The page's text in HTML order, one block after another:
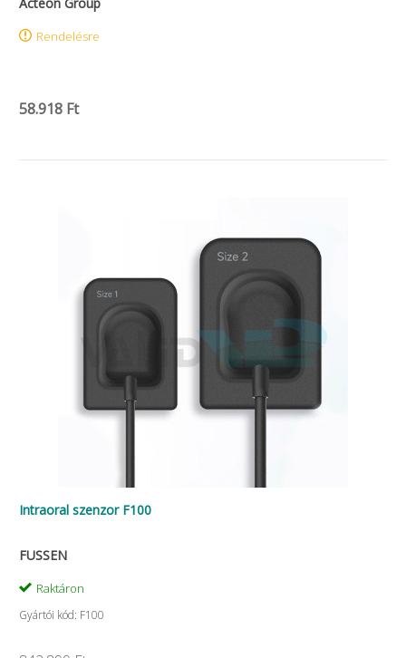
Rendelésre
58.918 Ft
Intraoral szenzor F100
FUSSEN
Raktáron
Gyártói kód: F100